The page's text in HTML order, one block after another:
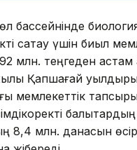
бассейнінде
сақтау үшін биыл
млн. теңгеден астам
Қапшағай
мемлекеттік
8,4 млн. данасын